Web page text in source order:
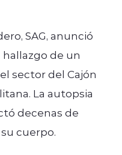
SAG, anunció
de un
sector del Cajón
La autopsia
decenas de
cuerpo.